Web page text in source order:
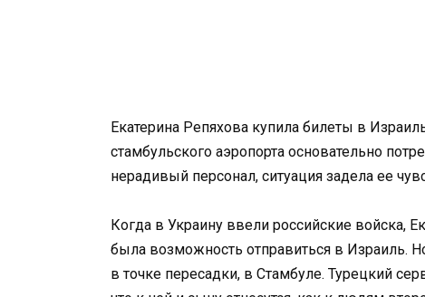
Екатерина Репяхова купила билеты в
стамбульского аэропорта основательно
нерадивый персонал, ситуация задела ее
Когда в Украину ввели российские войска,
была возможность отправиться в Израиль.
в точке пересадки, в Стамбуле. Турецкий